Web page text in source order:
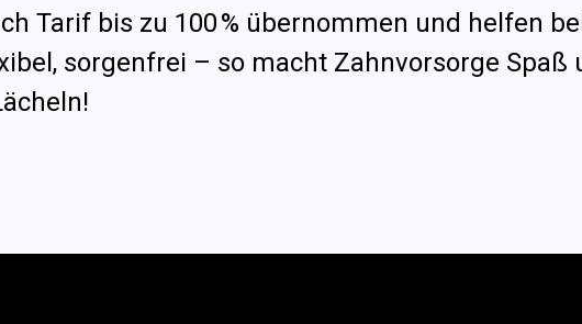
Tarif bis zu 100 % übernommen und helfen
sorgenfrei – so macht Zahnvorsorge Spaß